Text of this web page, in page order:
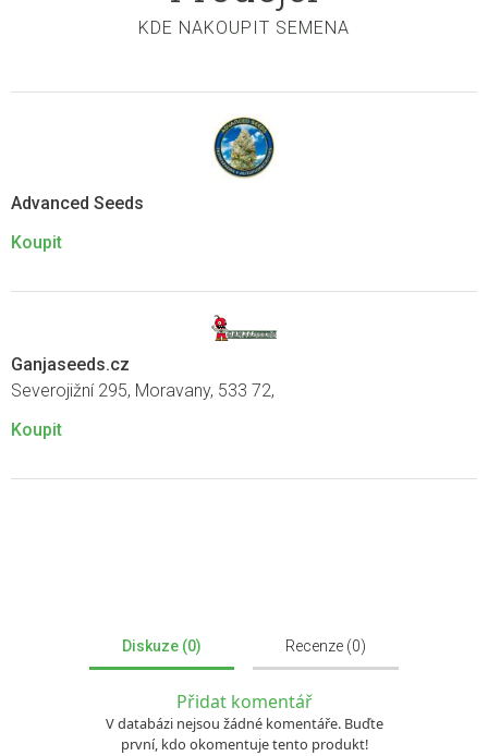
KDE NAKOUPIT SEMENA
Advanced Seeds
Koupit
Ganjaseeds.cz
Severojižní 295, Moravany, 533 72,
Koupit
Diskuze (0) Recenze (0)
Přidat komentář
V databázi nejsou žádné komentáře. Buďte
první, kdo okomentuje tento produkt!